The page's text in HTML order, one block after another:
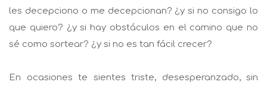
les decepciono o me decepcionan? ¿y si no consigo lo
que quiero? ¿y si hay obstáculos en el camino que no
sé como sortear? ¿y si no es tan fácil crecer?
En ocasiones te sientes triste, desesperanzado, sin